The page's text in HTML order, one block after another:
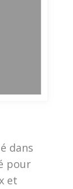
dans
pour
et